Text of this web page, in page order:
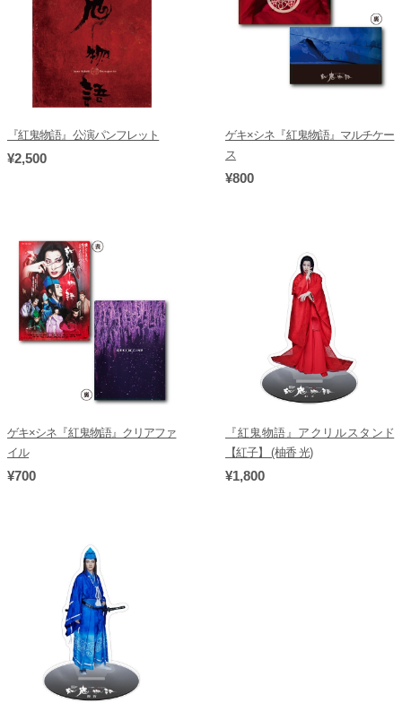
『紅鬼物語』公演パンフレット
¥2,500
ゲキ×シネ『紅鬼物語』マルチケー
ス
¥800
ゲキ×シネ『紅鬼物語』クリアファ
イル
¥700
『紅鬼物語』アクリルスタンド
【紅子】 (柚香 光)
¥1,800